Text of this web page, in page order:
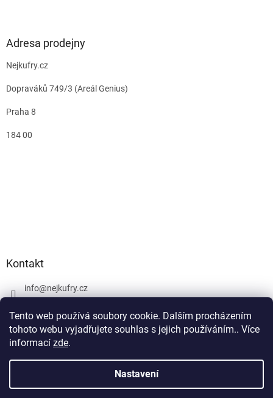
Tento web používá soubory cookie. Dalším procházením
tohoto webu vyjadřujete souhlas s jejich používáním.. Více
informací zde.
Nastavení
Adresa prodejny
Nejkufry.cz
Dopraváků 749/3 (Areál Genius)
Praha 8
184 00
Kontakt
info@nejkufry.cz
Facebook
Vytvořil Shoptet Premium